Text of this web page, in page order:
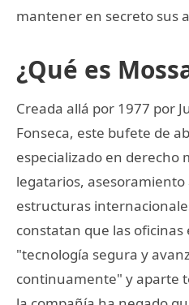
mantener en secreto sus
¿Qué es
Creada allá por 1977 por
Fonseca, este bufete de
especializado en derecho
legatarios, asesoramiento
estructuras
constatan que las
"tecnología segura y
continuamente" y aparte